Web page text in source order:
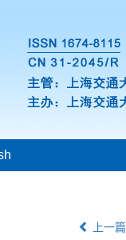
上一篇